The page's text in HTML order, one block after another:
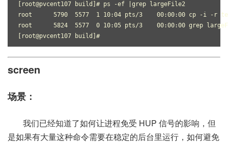
[root@pvcent107 build]# ps -ef |grep largeFile2
root      5790  5577  1 10:04 pts/3    00:00:00 cp -i -r
root      5824  5577  0 10:05 pts/3    00:00:00 grep
[root@pvcent107 build]#
screen
场景：
我们已经知道了如何让进程免受 HUP 信号的影响，但
是如果有大量这种命令需要在稳定的后台里运行，如何避免